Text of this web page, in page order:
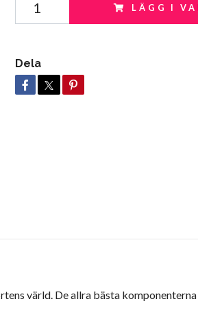
LÄGG I
Dela
värld. De allra bästa